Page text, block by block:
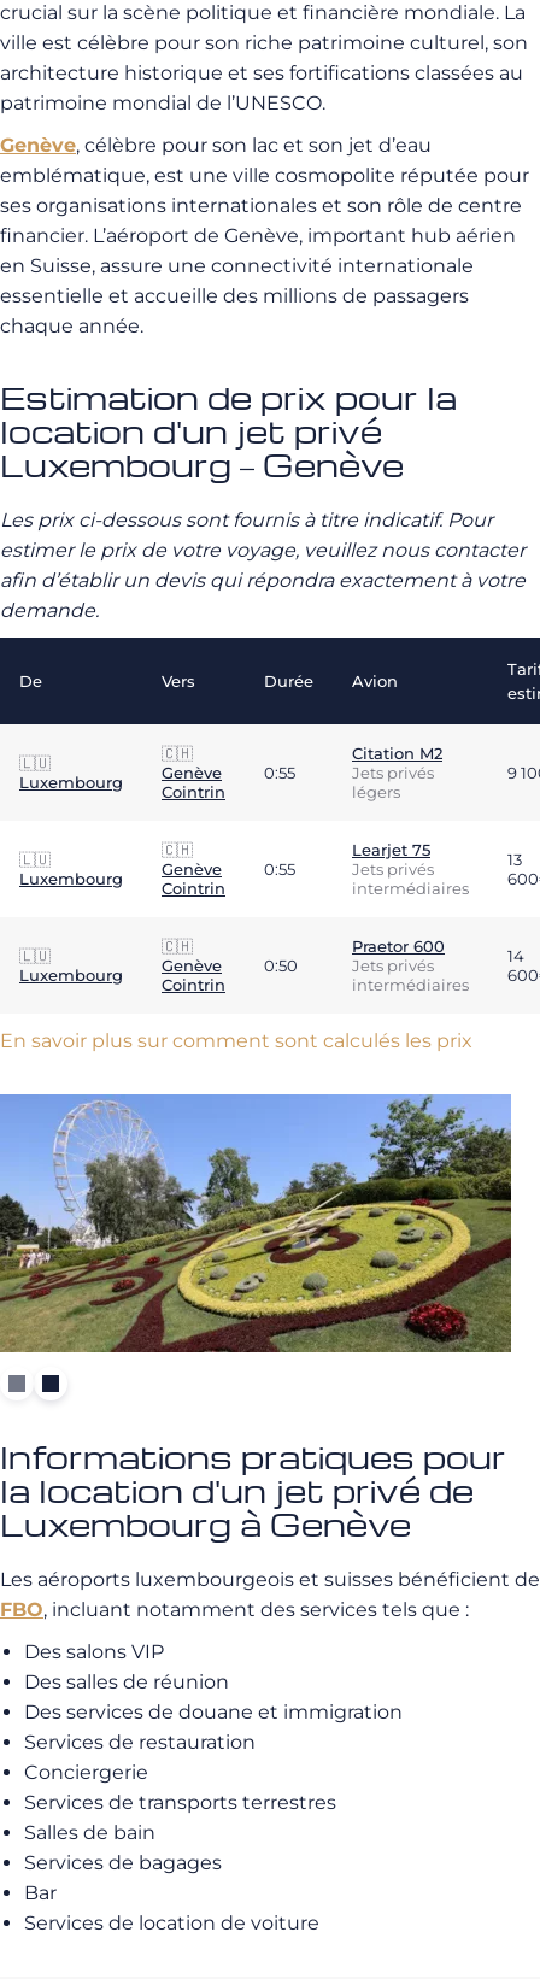
crucial sur la scène politique et financière mondiale. La
ville est célèbre pour son riche patrimoine culturel, son
architecture historique et ses fortifications classées au
patrimoine mondial de l’UNESCO.
Genève, célèbre pour son lac et son jet d’eau
emblématique, est une ville cosmopolite réputée pour
ses organisations internationales et son rôle de centre
financier. L’aéroport de Genève, important hub aérien
en Suisse, assure une connectivité internationale
essentielle et accueille des millions de passagers
chaque année.
Estimation de prix pour la
location d'un jet privé
Luxembourg – Genève
Les prix ci-dessous sont fournis à titre indicatif. Pour
estimer le prix de votre voyage, veuillez nous contacter
afin d’établir un devis qui répondra exactement à votre
demande.
De Vers Durée Avion
🇱🇺
Luxembourg
🇨🇭
Genève
Cointrin
0:55
Citation M2
Jets privés
légers
9
🇱🇺
Luxembourg
🇨🇭
Genève
Cointrin
0:55
Learjet 75
Jets privés
intermédiaires
13
🇱🇺
Luxembourg
🇨🇭
Genève
Cointrin
0:50
Praetor 600
Jets privés
intermédiaires
14
En savoir plus sur comment sont calculés les prix
Informations pratiques pour
la location d'un jet privé de
Luxembourg à Genève
Les aéroports luxembourgeois et suisses bénéficient de
FBO, incluant notamment des services tels que :
Des salons VIP
Des salles de réunion
Des services de douane et immigration
Services de restauration
Conciergerie
Services de transports terrestres
Salles de bain
Services de bagages
Bar
Services de location de voiture